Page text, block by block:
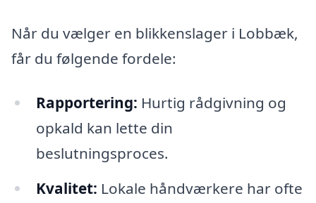
Når du vælger en blikkenslager i Lobbæk,
får du følgende fordele:
Rapportering: Hurtig rådgivning og
opkald kan lette din
beslutningsproces.
Kvalitet: Lokale håndværkere har ofte